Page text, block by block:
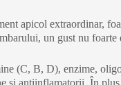
apicol extraordinar,
un gust nu
(C, B, D), enzime,
şi antiinflamatorii. În